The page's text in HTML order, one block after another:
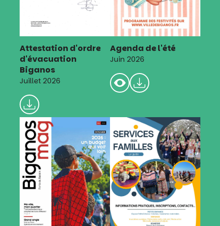
Attestation d'ordre
d'évacuation
Biganos
Juillet 2026
Agenda de l'été
Juin 2026